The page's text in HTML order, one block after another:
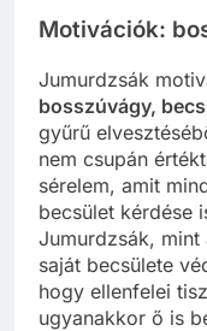
Motivációk:
Jumurdzsák
bosszúvágy,
gyűrű
nem csupán
sérelem, amit
becsület kérdése
Jumurdzsák, mint
saját becsülete
hogy ellenfelei
ugyanakkor ő is